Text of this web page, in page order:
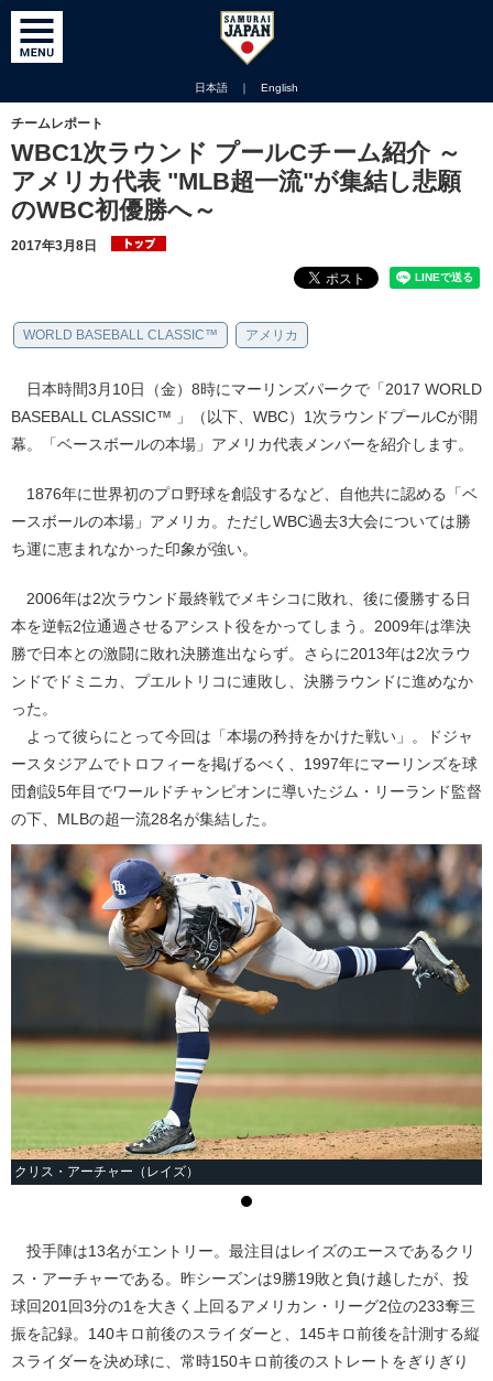
日本語 ｜ English
チームレポート
WBC1次ラウンド プールCチーム紹介 ～
アメリカ代表 "MLB超一流"が集結し悲願
のWBC初優勝へ～
2017年3月8日
WORLD BASEBALL CLASSIC™ アメリカ
日本時間3月10日（金）8時にマーリンズパークで「2017 WORLD
BASEBALL CLASSIC™ 」（以下、WBC）1次ラウンドプールCが開
幕。「ベースボールの本場」アメリカ代表メンバーを紹介します。
1876年に世界初のプロ野球を創設するなど、自他共に認める「ベ
ースボールの本場」アメリカ。ただしWBC過去3大会については勝
ち運に恵まれなかった印象が強い。
2006年は2次ラウンド最終戦でメキシコに敗れ、後に優勝する日
本を逆転2位通過させるアシスト役をかってしまう。2009年は準決
勝で日本との激闘に敗れ決勝進出ならず。さらに2013年は2次ラウ
ンドでドミニカ、プエルトリコに連敗し、決勝ラウンドに進めなか
った。
よって彼らにとって今回は「本場の矜持をかけた戦い」。ドジャ
ースタジアムでトロフィーを掲げるべく、1997年にマーリンズを球
団創設5年目でワールドチャンピオンに導いたジム・リーランド監督
の下、MLBの超一流28名が集結した。
クリス・アーチャー（レイズ）
投手陣は13名がエントリー。最注目はレイズのエースであるクリ
ス・アーチャーである。昨シーズンは9勝19敗と負け越したが、投
球回201回3分の1を大きく上回るアメリカン・リーグ2位の233奪三
振を記録。140キロ前後のスライダーと、145キロ前後を計測する縦
スライダーを決め球に、常時150キロ前後のストレートをぎりぎり